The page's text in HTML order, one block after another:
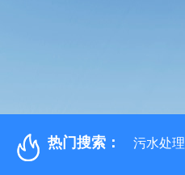
热门搜索： 污水处